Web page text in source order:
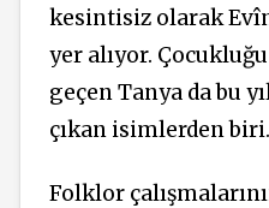
kesintisiz olarak
yer alıyor.
geçen Tanya da bu
çıkan isimlerden biri.
Folklor